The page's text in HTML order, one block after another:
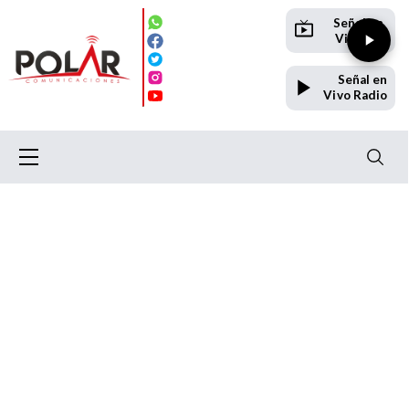
Señal en
Vivo TV
Señal en
Vivo Radio